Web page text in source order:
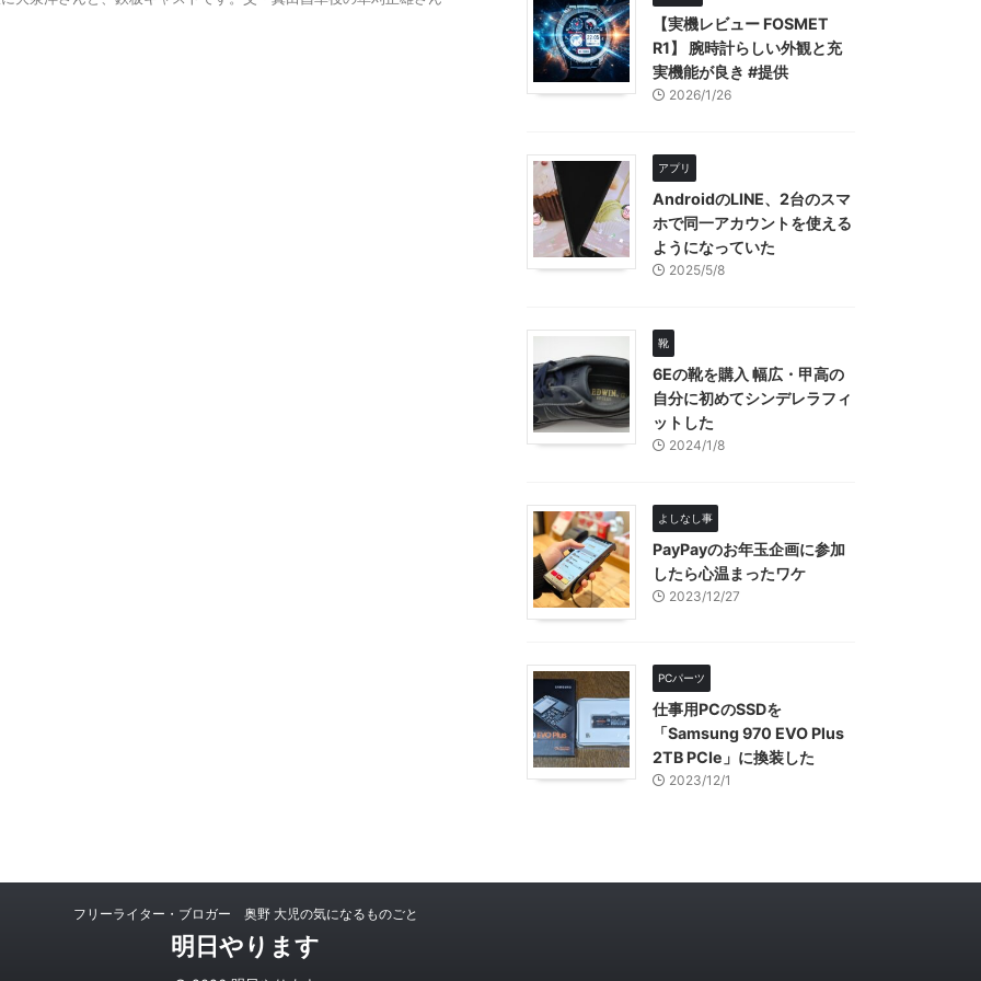
【実機レビュー FOSMET
R1】 腕時計らしい外観と充
実機能が良き #提供
2026/1/26
アプリ
AndroidのLINE、2台のスマ
ホで同一アカウントを使える
ようになっていた
2025/5/8
靴
6Eの靴を購入 幅広・甲高の
自分に初めてシンデレラフィ
ットした
2024/1/8
よしなし事
PayPayのお年玉企画に参加
したら心温まったワケ
2023/12/27
PCパーツ
仕事用PCのSSDを
「Samsung 970 EVO Plus
2TB PCIe」に換装した
2023/12/1
フリーライター・ブロガー 奥野 大児の気になるものごと
明日やります